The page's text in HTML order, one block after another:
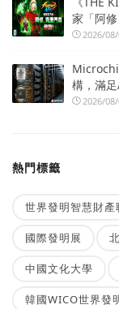
家「阿
2026/
構，滿
2026/
熱門標籤
世界發明智慧財產
國際發明展
中國文化大學
韓國WICO世界發